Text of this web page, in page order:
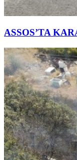
ASSOS’TA